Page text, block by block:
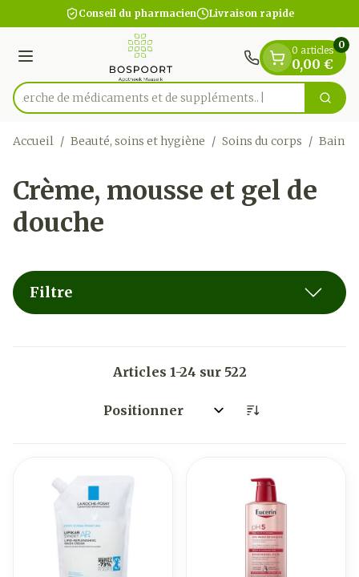
Aller au contenu
1 de 1
Conseil du pharmacien Livraison rapide
Menu
Rechercher
Recherche de médicaments
0 articles
0,00 €
0
Accueil / Beauté, soins et hygiène / Soins du corps / Bain
Crème, mousse et gel de
douche
Filtre
Articles 1-24 sur 522
Trier par: